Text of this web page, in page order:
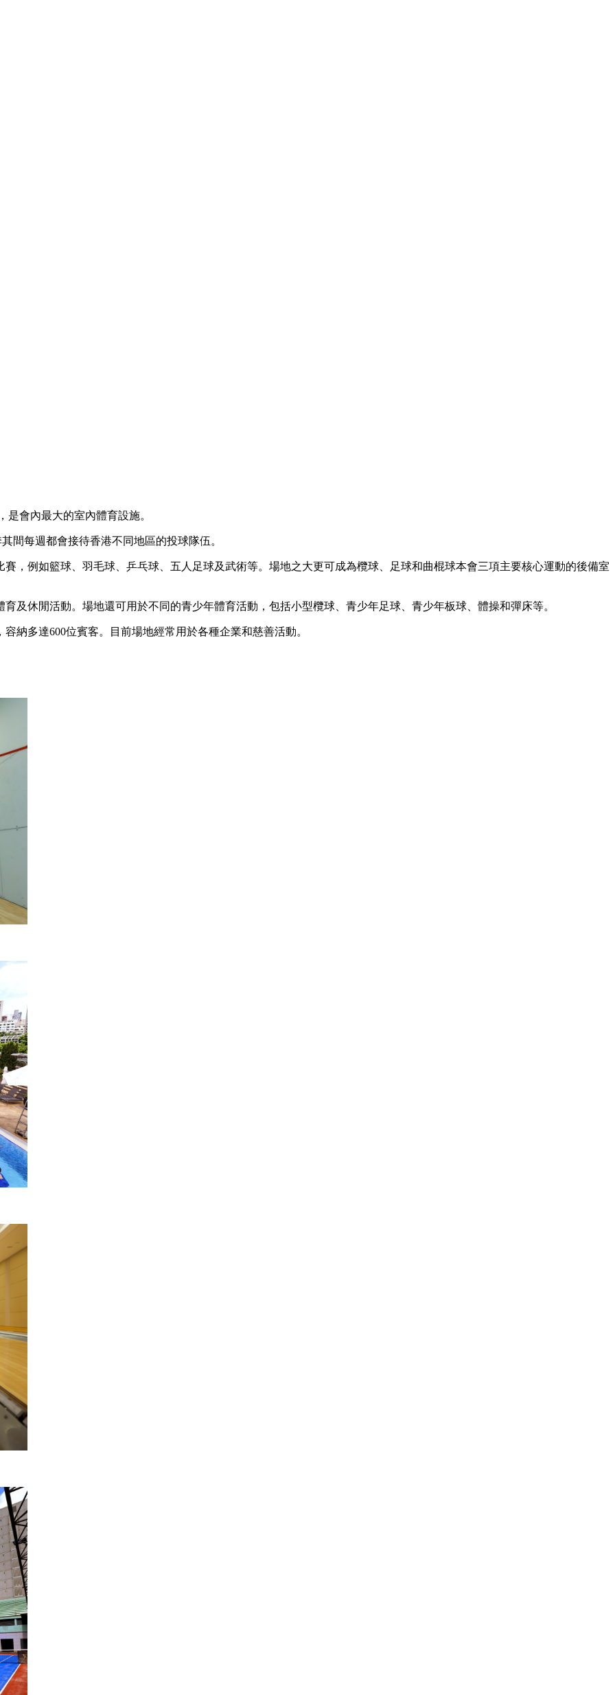
會內最大的室內體育設施。
間每週都會接待香港不同地區的投球隊伍。
，例如籃球、羽毛球、乒乓球、五人足球及武術等。場地之大更可成為欖球、足球和曲棍球本會三項主要核心運動的後備室
及休閒活動。場地還可用於不同的青少年體育活動，包括小型欖球、青少年足球、青少年板球、體操和彈床等。
納多達600位賓客。目前場地經常用於各種企業和慈善活動。